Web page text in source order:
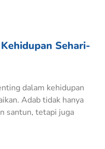
Sehari-
dalam kehidupan
Adab tidak hanya
santun, tetapi juga